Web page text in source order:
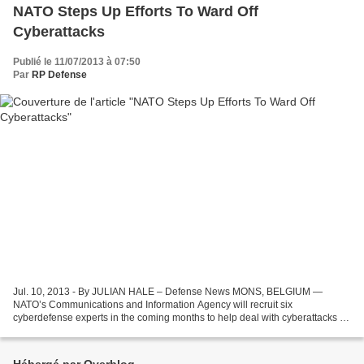
NATO Steps Up Efforts To Ward Off
Cyberattacks
Publié le 11/07/2013 à 07:50
Par RP Defense
Jul. 10, 2013 - By JULIAN HALE – Defense News MONS, BELGIUM —
NATO’s Communications and Information Agency will recruit six
cyberdefense experts in the coming months to help deal with cyberattacks on